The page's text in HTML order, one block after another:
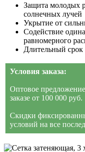
Защита молодых
солнечных лучей
Укрытие от
Содействие
равномерного
Длительный срок
Условия заказа:
Оптовое
заказе от 100 000 руб.
Скидки
условий на все